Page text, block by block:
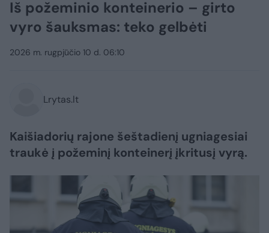
Iš požeminio konteinerio – girto
vyro šauksmas: teko gelbėti
2026 m. rugpjūčio 10 d. 06:10
Lrytas.lt
Kaišiadorių rajone šeštadienį ugniagesiai
traukė į požeminį konteinerį įkritusį vyrą.